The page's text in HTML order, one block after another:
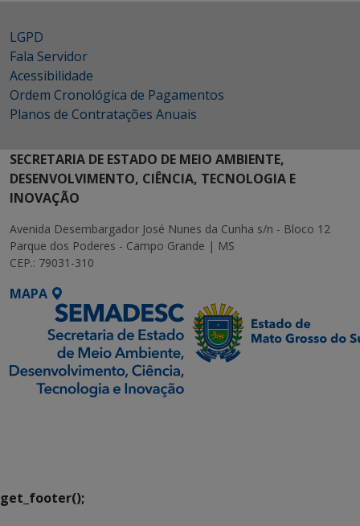
LGPD
Fala Servidor
Acessibilidade
Ordem Cronológica de Pagamentos
Planos de Contratações Anuais
SECRETARIA DE ESTADO DE MEIO AMBIENTE,
DESENVOLVIMENTO, CIÊNCIA, TECNOLOGIA E
INOVAÇÃO
Avenida Desembargador José Nunes da Cunha s/n - Bloco 12
Parque dos Poderes - Campo Grande | MS
CEP.: 79031-310
MAPA
get_footer();